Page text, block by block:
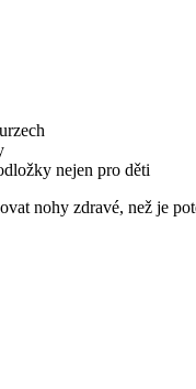
nejen pro děti
nohy zdravé, než je